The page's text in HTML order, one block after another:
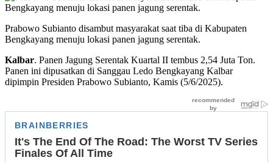
Prabowo Subianto disambut masyarakat saat tiba di Kabupaten
Bengkayang menuju lokasi panen jagung serentak.
Kalbar. Panen Jagung Serentak Kuartal II tembus 2,54 Juta Ton.
Panen ini dipusatkan di Sanggau Ledo Bengkayang Kalbar
dipimpin Presiden Prabowo Subianto, Kamis (5/6/2025).